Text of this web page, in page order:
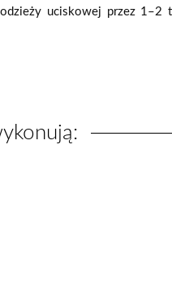
uciskowej przez 1–2